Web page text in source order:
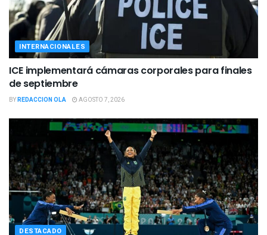
INTERNACIONALES
ICE implementará cámaras corporales para finales
de septiembre
BYREDACCION OLA AGOSTO 7, 2026
DESTACADO